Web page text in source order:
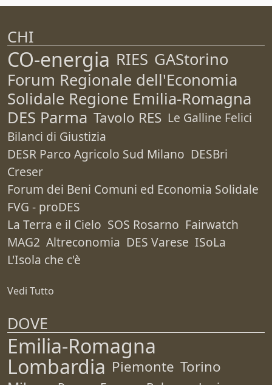
CHI
CO-energia RIES GAStorino
Forum Regionale dell'Economia
Solidale Regione Emilia-Romagna
DES Parma Tavolo RES Le Galline Felici
Bilanci di Giustizia
DESR Parco Agricolo Sud Milano DESBri
Creser
Forum dei Beni Comuni ed Economia Solidale
FVG - proDES
La Terra e il Cielo SOS Rosarno Fairwatch
MAG2 Altreconomia DES Varese ISoLa
L'Isola che c'è
Vedi Tutto
DOVE
Emilia-Romagna
Lombardia Piemonte Torino